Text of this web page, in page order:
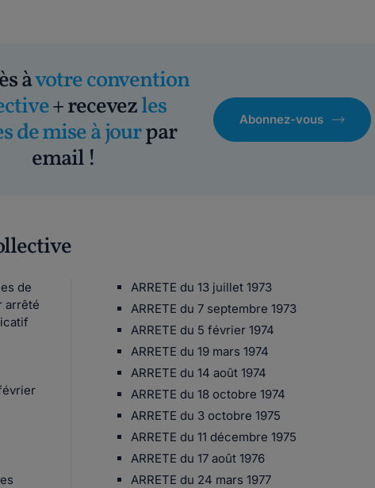
àvotre convention
+ recevezles
de mise à jourpar
email !
Abonnez-vous
de
ARRETE du 13 juillet 1973
ARRETE du 7 septembre 1973
ARRETE du 5 février 1974
ARRETE du 19 mars 1974
ARRETE du 14 août 1974
ARRETE du 18 octobre 1974
ARRETE du 3 octobre 1975
ARRETE du 11 décembre 1975
ARRETE du 17 août 1976
ARRETE du 24 mars 1977